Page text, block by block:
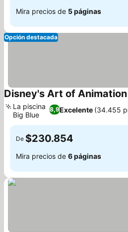
Mira precios de 5 páginas
Opción destacada
Disney's Art of
8,9Excelente (34.455
La piscina
Big Blue
De $230.854
Mira precios de 6 páginas